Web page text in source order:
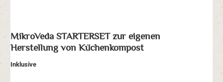
MikroVeda STARTERSET zur eigenen
Herstellung von Küchenkompost
Inklusive